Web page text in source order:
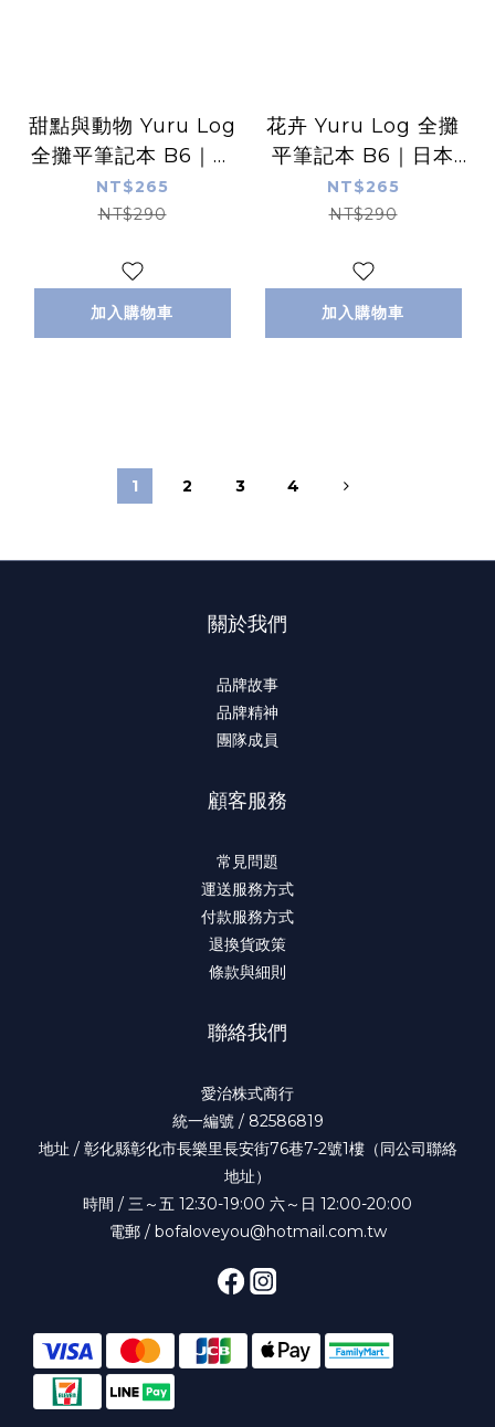
甜點與動物 Yuru Log
全攤平筆記本 B6｜日
本Midori
NT$265
NT$290
加入購物車
花卉 Yuru Log 全攤
平筆記本 B6｜日本
Midori
NT$265
NT$290
加入購物車
1 2 3 4
關於我們
品牌故事
品牌精神
團隊成員
顧客服務
常見問題
運送服務方式
付款服務方式
退換貨政策
條款與細則
聯絡我們
愛治株式商行
統一編號 / 82586819
地址 / 彰化縣彰化市長樂里長安街76巷7-2號1樓（同公司聯絡
地址）
時間 / 三～五 12:30-19:00 六～日 12:00-20:00
電郵 / bofaloveyou@hotmail.com.tw